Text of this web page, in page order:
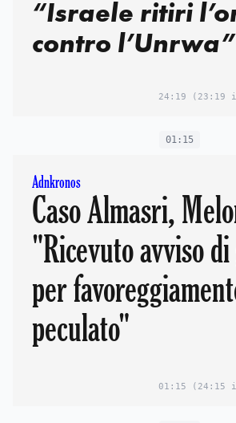
“Israele ritiri
contro l’Unrwa”
24:19 (23:19
01:15
Adnkronos
Caso Almasri,
"Ricevuto avviso
per
peculato"
01:15 (24:15